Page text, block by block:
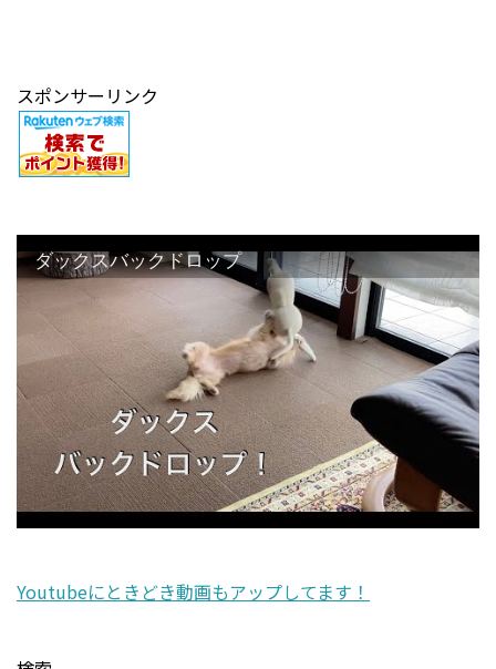
スポンサーリンク
ダックスバックドロップ
Youtubeにときどき動画もアップしてます！